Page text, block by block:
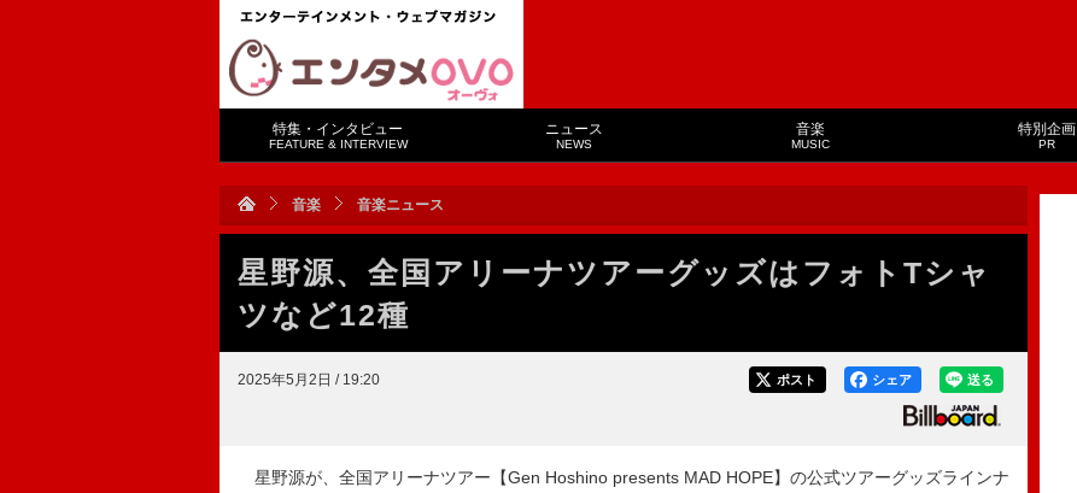
特集・インタビュー
FEATURE & INTERVIEW
ニュース
NEWS
音楽
MUSIC
特別企画
PR
音楽 音楽ニュース
星野源、全国アリーナツアーグッズはフォトTシャ
ツなど12種
2025年5月2日 / 19:20 送る
シェア
ポスト
星野源が、全国アリーナツアー【Gen Hoshino presents MAD HOPE】の公式ツアーグッズラインナ